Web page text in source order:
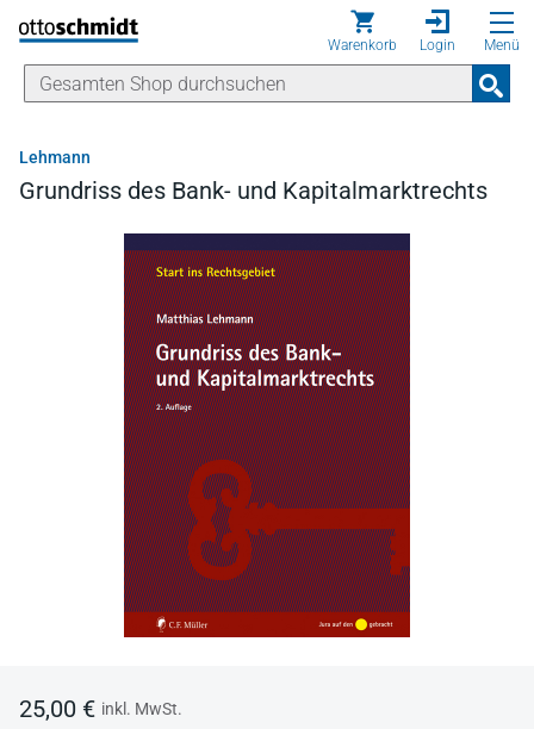
Direkt zum Inhalt
Warenkorb Login Menü
Lehmann
Grundriss des Bank- und Kapitalmarktrechts
25,00 € inkl. MwSt.